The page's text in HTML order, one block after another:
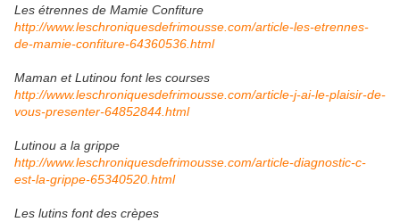
Les étrennes de Mamie Confiture
http://www.leschroniquesdefrimousse.com/article-les-etrennes-
de-mamie-confiture-64360536.html
Maman et Lutinou font les courses
http://www.leschroniquesdefrimousse.com/article-j-ai-le-plaisir-de-
vous-presenter-64852844.html
Lutinou a la grippe
http://www.leschroniquesdefrimousse.com/article-diagnostic-c-
est-la-grippe-65340520.html
Les lutins font des crèpes